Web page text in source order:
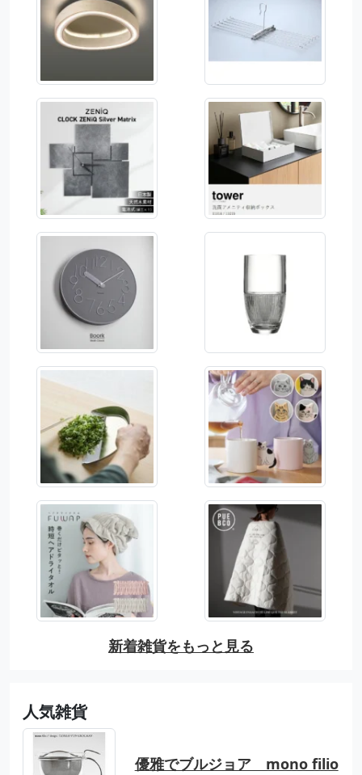
新着雑貨をもっと見る
人気雑貨
優雅でブルジョア mono filio